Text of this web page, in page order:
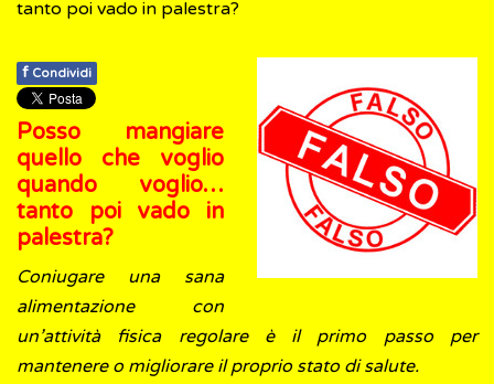
tanto poi vado in palestra?
f Condividi
Posso mangiare
quello che voglio
quando voglio…
tanto poi vado in
palestra?
Coniugare una sana
alimentazione con
un’attività fisica regolare è il primo passo per
mantenere o migliorare il proprio stato di salute.